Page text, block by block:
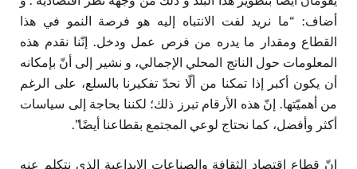
أضاف: “ما نريد لفت الانتباه إليه هو فرصة النمو في هذا
القطاع ومقدار ما يدره من فرص عمل ودخل. إنّنا نقدم هذه
المعلومات حول الناتج المحلي الإجمالي، و نشير إلى أنّ بإمكانه
أن يكون أكبر إذا تمكنا من ألّا نحدّ تفكيرنا بالسلع، على الرغم
من أهميّتها. إنّ هذه الأرقام تبرز ذلك؛ لكننا بحاجة إلى سياسات
أكثر وأفضل، كما نحتاج لوعي المجتمع بقطاعنا أيضًا”.
إنّ قطاع اقتصاد الثقافة والصناعات الإبداعية الذي نتكلم عنه